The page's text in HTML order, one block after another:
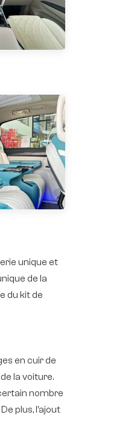
unique et
de la
du kit de
en cuir de
la voiture.
nombre
plus, l’ajout